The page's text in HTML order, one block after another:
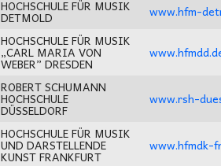
HOCHSCHULE FÜR MUSIK
DETMOLD www.hfm-
HOCHSCHULE FÜR MUSIK
„CARL MARIA VON
WEBER” DRESDEN
ROBERT SCHUMANN
HOCHSCHULE
DÜSSELDORF
www.rsh-
HOCHSCHULE FÜR MUSIK
UND DARSTELLENDE
KUNST FRANKFURT
www.hfmdk-